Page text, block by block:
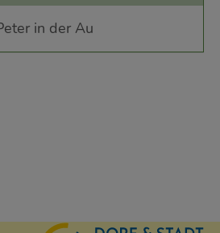
in der Au